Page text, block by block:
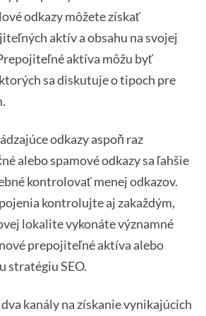
odkazy môžete získať
aktív a obsahu na svojej
aktíva môžu byť
sa diskutuje o tipoch pre
odkazy aspoň raz
alebo spamové odkazy sa ľahšie
kontrolovať menej odkazov.
kontrolujte aj zakaždým,
lokalite vykonáte významné
prepojiteľné aktíva alebo
stratégiu SEO.
kanály na získanie vynikajúcich